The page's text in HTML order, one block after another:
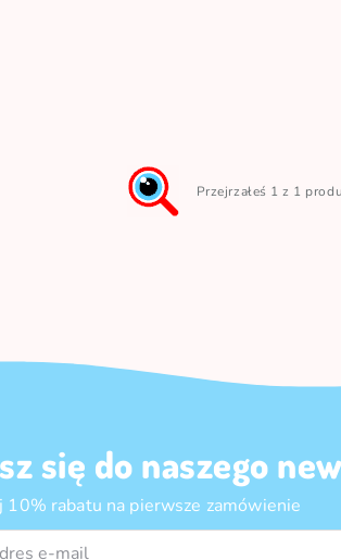
Przejrzałeś 1 z 1
się do naszego
10% rabatu na pierwsze zamówienie